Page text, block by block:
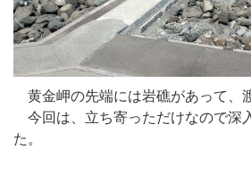
黄金岬の先端には岩礁があって、
今回は、立ち寄っただけなので深
た。